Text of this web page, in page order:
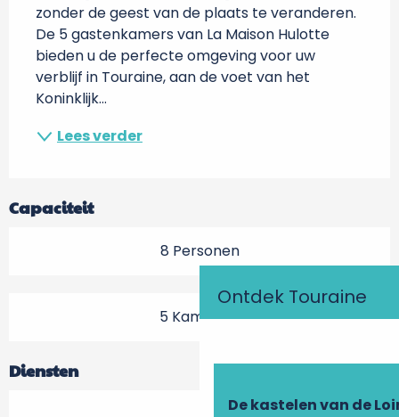
Ontdek Touraine
De kastelen van de
zonder de geest van de plaats te veranderen.
De 5 gastenkamers van La Maison Hulotte
bieden u de perfecte omgeving voor uw
verblijf in Touraine, aan de voet van het
Koninklijk...
Lees verder
Capaciteit
8 Personen
5 Kamer(s)
Diensten